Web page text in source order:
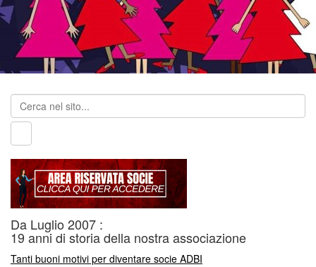
Da Luglio 2007 :
19 anni di storia della nostra associazione
Tanti buoni motivi per diventare socie ADBI